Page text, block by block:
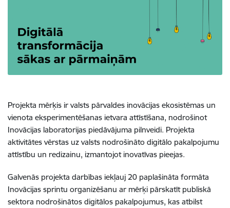
Projekta mērķis ir valsts pārvaldes inovācijas ekosistēmas un
vienota eksperimentēšanas ietvara attīstīšana, nodrošinot
Inovācijas laboratorijas piedāvājuma pilnveidi. Projekta
aktivitātes vērstas uz valsts nodrošināto digitālo pakalpojumu
attīstību un redizainu, izmantojot inovatīvas pieejas.
Galvenās projekta darbības iekļauj 20 paplašināta formāta
Inovācijas sprintu organizēšanu ar mērķi pārskatīt publiskā
sektora nodrošinātos digitālos pakalpojumus, kas atbilst